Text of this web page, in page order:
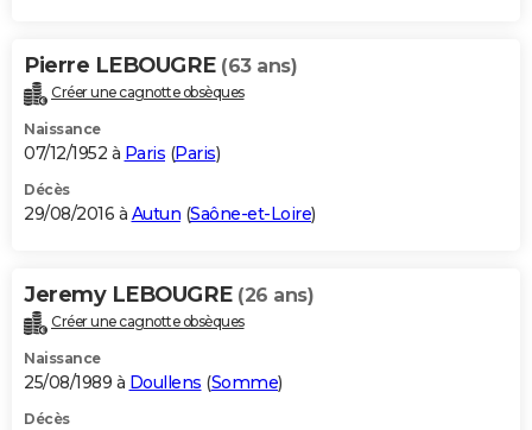
Pierre LEBOUGRE (63 ans)
Créer une cagnotte obsèques
Naissance
07/12/1952 à Paris (Paris)
Décès
29/08/2016 à Autun (Saône-et-Loire)
Jeremy LEBOUGRE (26 ans)
Créer une cagnotte obsèques
Naissance
25/08/1989 à Doullens (Somme)
Décès